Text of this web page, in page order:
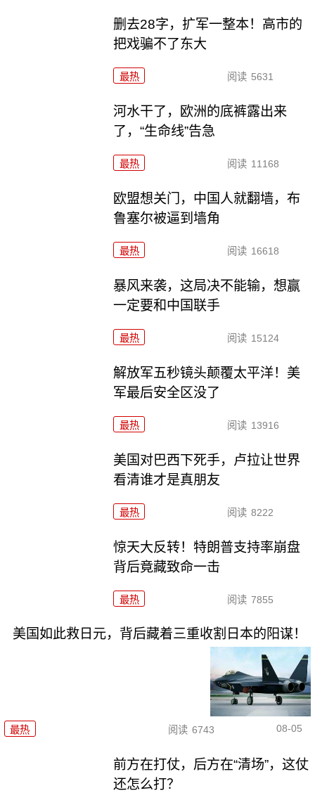
删去28字，扩军一整本！高市的
把戏骗不了东大
最热 阅读 5631
河水干了，欧洲的底裤露出来
了，“生命线”告急
最热 阅读 11168
欧盟想关门，中国人就翻墙，布
鲁塞尔被逼到墙角
最热 阅读 16618
暴风来袭，这局决不能输，想赢
一定要和中国联手
最热 阅读 15124
解放军五秒镜头颠覆太平洋！美
军最后安全区没了
最热 阅读 13916
美国对巴西下死手，卢拉让世界
看清谁才是真朋友
最热 阅读 8222
惊天大反转！特朗普支持率崩盘
背后竟藏致命一击
最热 阅读 7855
美国如此救日元，背后藏着三重收割日本的阳谋！
最热 阅读 6743 08-05
前方在打仗，后方在“清场”，这仗
还怎么打？